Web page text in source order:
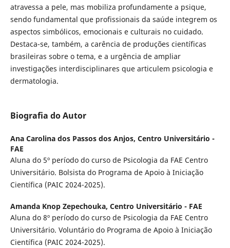
atravessa a pele, mas mobiliza profundamente a psique,
sendo fundamental que profissionais da saúde integrem os
aspectos simbólicos, emocionais e culturais no cuidado.
Destaca-se, também, a carência de produções científicas
brasileiras sobre o tema, e a urgência de ampliar
investigações interdisciplinares que articulem psicologia e
dermatologia.
Biografia do Autor
Ana Carolina dos Passos dos Anjos, Centro Universitário -
FAE
Aluna do 5º período do curso de Psicologia da FAE Centro
Universitário. Bolsista do Programa de Apoio à Iniciação
Científica (PAIC 2024-2025).
Amanda Knop Zepechouka, Centro Universitário - FAE
Aluna do 8º período do curso de Psicologia da FAE Centro
Universitário. Voluntário do Programa de Apoio à Iniciação
Científica (PAIC 2024-2025).